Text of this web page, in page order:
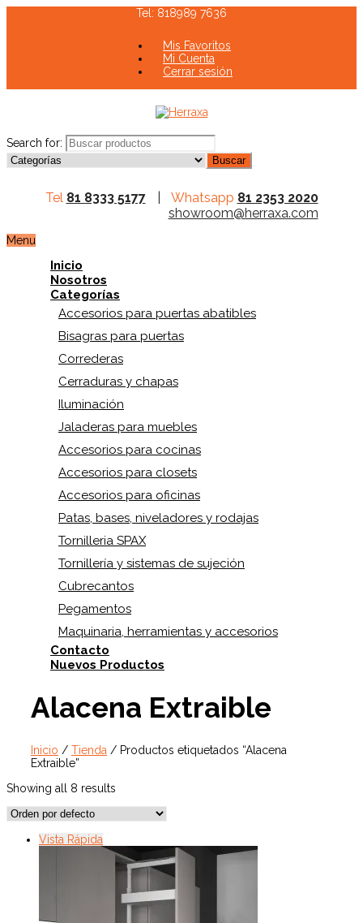
Tel: 818989 7636
Mis Favoritos
Mi Cuenta
Cerrar sesión
Search for:
Tel 81 8333 5177 Whatsapp 81 2353 2020
showroom@herraxa.com
Menu
Inicio
Nosotros
Categorías
Accesorios para puertas abatibles
Bisagras para puertas
Correderas
Cerraduras y chapas
Iluminación
Jaladeras para muebles
Accesorios para cocinas
Accesorios para closets
Accesorios para oficinas
Patas, bases, niveladores y rodajas
Tornilleria SPAX
Tornillería y sistemas de sujeción
Cubrecantos
Pegamentos
Maquinaria, herramientas y accesorios
Contacto
Nuevos Productos
Alacena Extraible
Inicio / Tienda / Productos etiquetados “Alacena
Extraible”
Showing all 8 results
Vista Rápida